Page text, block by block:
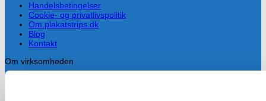
Handelsbetingelser
Cookie- og privatlivspolitik
Om plakatstrips.dk
Blog
Kontakt
Om virksomheden